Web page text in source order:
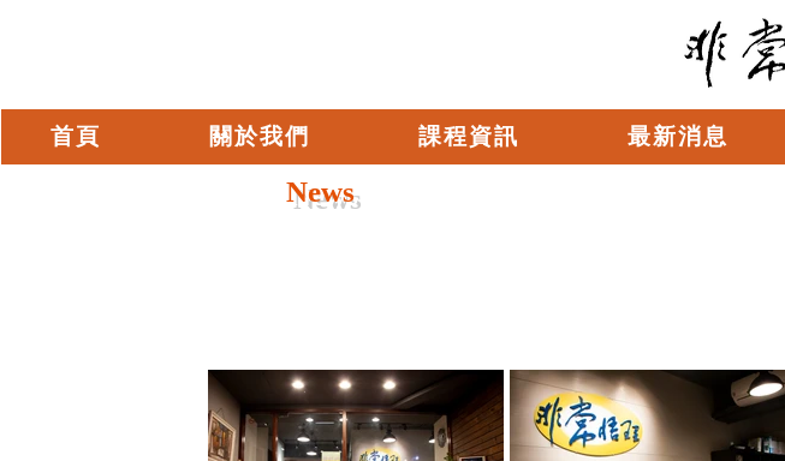
首頁 關於我們 課程資訊 最新消息
News